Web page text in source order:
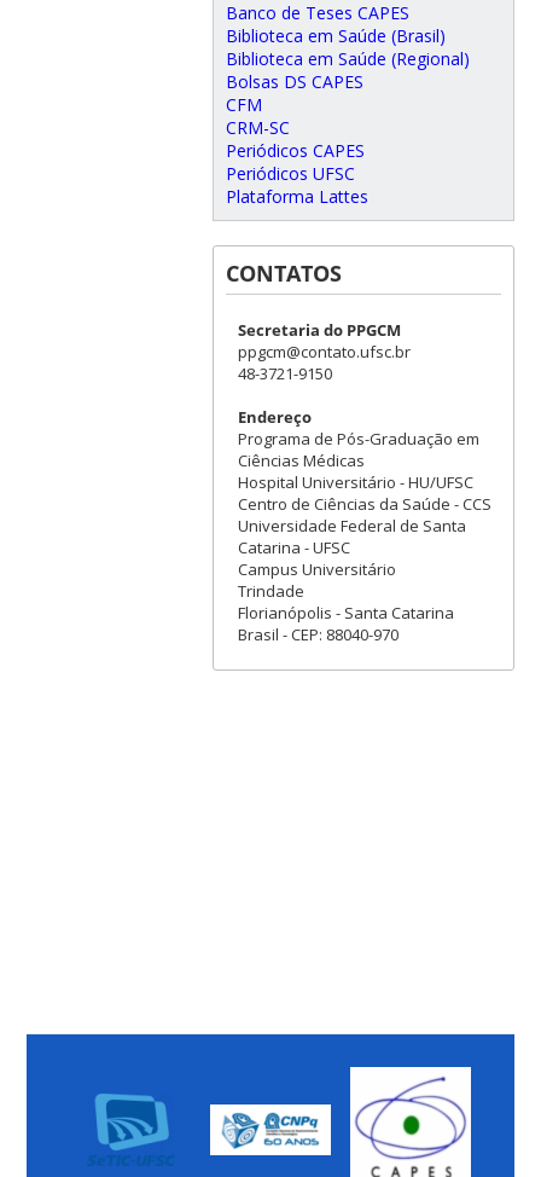
Banco de Teses CAPES
Biblioteca em Saúde (Brasil)
Biblioteca em Saúde (Regional)
Bolsas DS CAPES
CFM
CRM-SC
Periódicos CAPES
Periódicos UFSC
Plataforma Lattes
CONTATOS
Secretaria do PPGCM
ppgcm@contato.ufsc.br
48-3721-9150
Endereço
Programa de Pós-Graduação em
Ciências Médicas
Hospital Universitário - HU/UFSC
Centro de Ciências da Saúde - CCS
Universidade Federal de Santa
Catarina - UFSC
Campus Universitário
Trindade
Florianópolis - Santa Catarina
Brasil - CEP: 88040-970